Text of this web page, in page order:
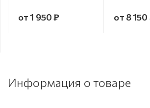
от 1 950 ₽ от 8 150
Информация о товаре